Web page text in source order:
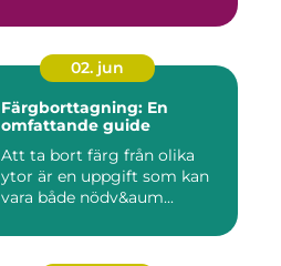
02. jun
Färgborttagning: En
omfattande guide
Att ta bort färg från olika
ytor är en uppgift som kan
vara både nödv&aum...